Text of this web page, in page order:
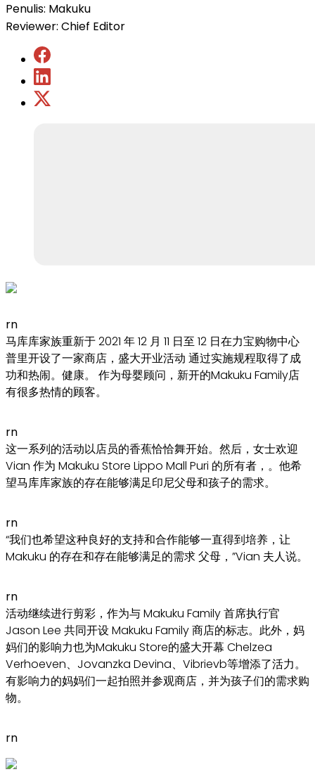
Penulis: Makuku
Reviewer: Chief Editor
rn
马库库家族重新于 2021 年 12 月 11 日至 12 日在力宝购物中心
普里开设了一家商店，盛大开业活动 通过实施规程取得了成
功和热闹。健康。 作为母婴顾问，新开的Makuku Family店
有很多热情的顾客。
rn
这一系列的活动以店员的香蕉恰恰舞开始。然后，女士欢迎
Vian 作为 Makuku Store Lippo Mall Puri 的所有者，。他希
望马库库家族的存在能够满足印尼父母和孩子的需求。
rn
“我们也希望这种良好的支持和合作能够一直得到培养，让
Makuku 的存在和存在能够满足的需求 父母，”Vian 夫人说。
rn
活动继续进行剪彩，作为与 Makuku Family 首席执行官
Jason Lee 共同开设 Makuku Family 商店的标志。此外，妈
妈们的影响力也为Makuku Store的盛大开幕 Chelzea
Verhoeven、Jovanzka Devina、Vibrievb等增添了活力。
有影响力的妈妈们一起拍照并参观商店，并为孩子们的需求购
物。
rn